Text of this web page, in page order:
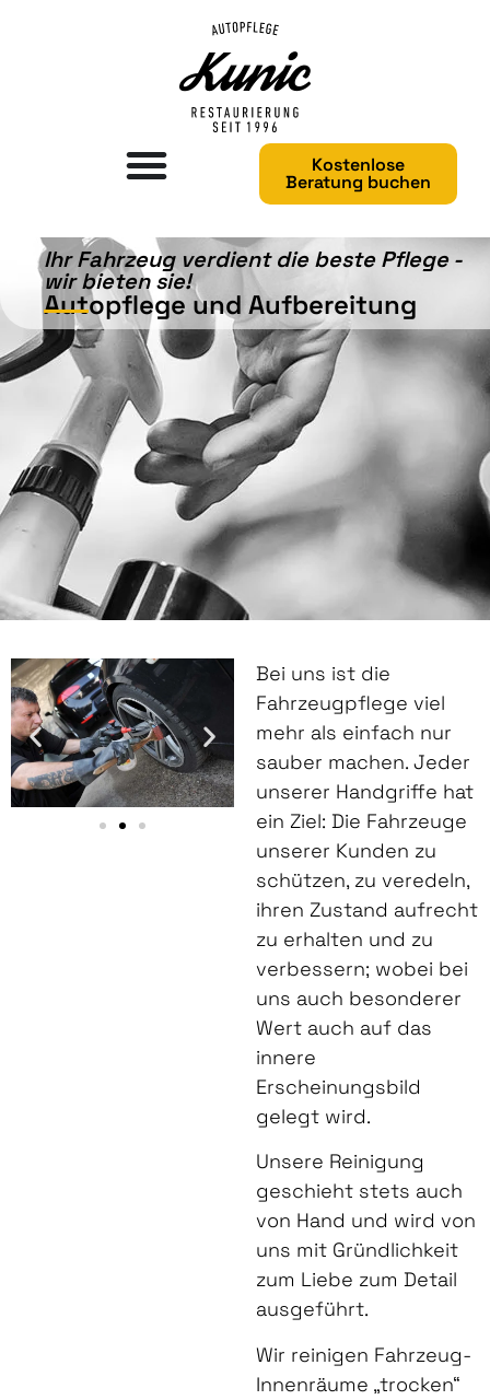
Kostenlose
Beratung buchen
Ihr Fahrzeug verdient die beste Pflege -
wir bieten sie!​
Autopflege und Aufbereitung​
Bei uns ist die
Fahrzeugpflege viel
mehr als einfach nur
sauber machen. Jeder
unserer Handgriffe hat
ein Ziel: Die Fahrzeuge
unserer Kunden zu
schützen, zu veredeln,
ihren Zustand aufrecht
zu erhalten und zu
verbessern; wobei bei
uns auch besonderer
Wert auch auf das
innere
Erscheinungsbild
gelegt wird.
Unsere Reinigung
geschieht stets auch
von Hand und wird von
uns mit Gründlichkeit
zum Liebe zum Detail
ausgeführt.
Wir reinigen Fahrzeug-
Innenräume „trocken“